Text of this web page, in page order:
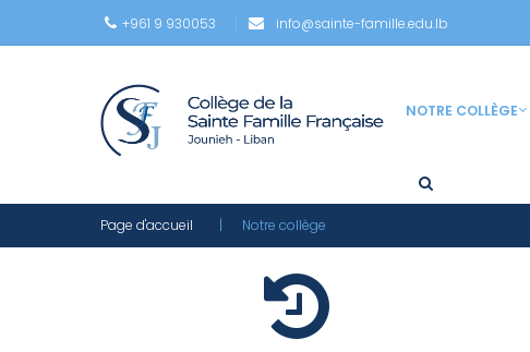
+961 9 930053 info@sainte-famille.edu.lb
NOTRE COLLÈGE
Page d'accueil | Notre collège